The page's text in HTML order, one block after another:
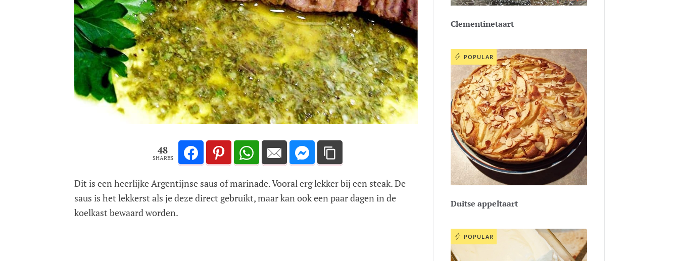
48
SHARES
Dit is een heerlijke Argentijnse saus of marinade. Vooral erg lekker bij een steak. De
saus is het lekkerst als je deze direct gebruikt, maar kan ook een paar dagen in de
koelkast bewaard worden.
Clementinetaart
POPULAR
Duitse appeltaart
POPULAR